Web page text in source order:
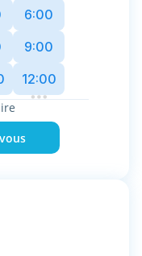
incluant
les atteintes
et
de
étapes de la
à vue ou
en
6:00
9:00
12:00